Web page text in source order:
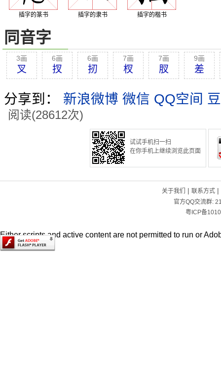
插字的篆书 插字的隶书 插字的楷书
同音字
3画
叉
6画
扠
6画
扨
7画
杈
7画
肞
9画
差
分享到： 新浪微博 微信 QQ空间
阅读(28612次)
试试手机扫一扫
在你手机上继续浏览此页面
关于我们 | 联系方式|
官方QQ交流群:
粤ICP备
Either scripts and active content are not permitted to run or